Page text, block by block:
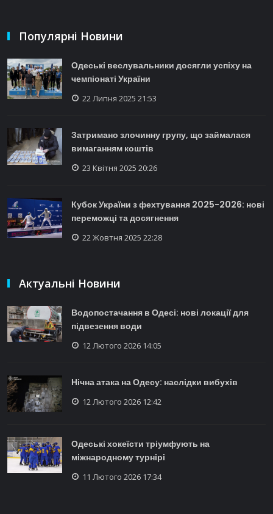
Популярні Новини
Одеські веслувальники досягли успіху на
чемпіонаті України
22 Липня 2025 21:53
Затримано злочинну групу, що займалася
вимаганням коштів
23 Квітня 2025 20:26
Кубок України з фехтування 2025-2026: нові
переможці та досягнення
22 Жовтня 2025 22:28
Актуальні Новини
Водопостачання в Одесі: нові локації для
підвезення води
12 Лютого 2026 14:05
Нічна атака на Одесу: наслідки вибухів
12 Лютого 2026 12:42
Одеські хокеїсти тріумфують на
міжнародному турнірі
11 Лютого 2026 17:34